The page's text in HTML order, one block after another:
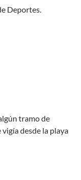
Deportes.
tramo de
desde la playa